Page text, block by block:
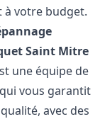
à votre budget.
Saint Mitre
une équipe de
vous garantit
avec des